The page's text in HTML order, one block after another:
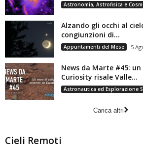
Astronomia, Astrofisica e
Alzando gli occhi al
congiunzioni di...
Appuntamenti del Mese 5
News da Marte #45:
Curiosity risale Valle...
Astronautica ed Esplorazione
Carica altri
Cieli Remoti